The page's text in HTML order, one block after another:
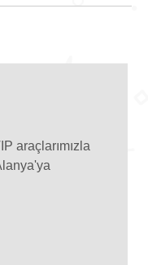
araçlarımızla